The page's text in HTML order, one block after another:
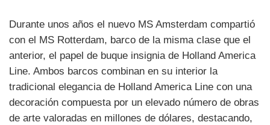
Durante unos años el nuevo MS Amsterdam compartió
con el MS Rotterdam, barco de la misma clase que el
anterior, el papel de buque insignia de Holland America
Line. Ambos barcos combinan en su interior la
tradicional elegancia de Holland America Line con una
decoración compuesta por un elevado número de obras
de arte valoradas en millones de dólares, destacando,